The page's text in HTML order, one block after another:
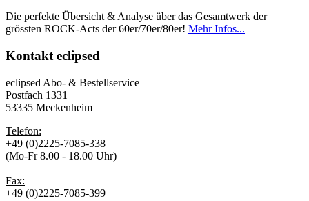
Die perfekte Übersicht & Analyse über das Gesamtwerk der
grössten ROCK-Acts der 60er/70er/80er! Mehr Infos...
Kontakt eclipsed
eclipsed Abo- & Bestellservice
Postfach 1331
53335 Meckenheim
Telefon:
+49 (0)2225-7085-338
(Mo-Fr 8.00 - 18.00 Uhr)
Fax:
+49 (0)2225-7085-399